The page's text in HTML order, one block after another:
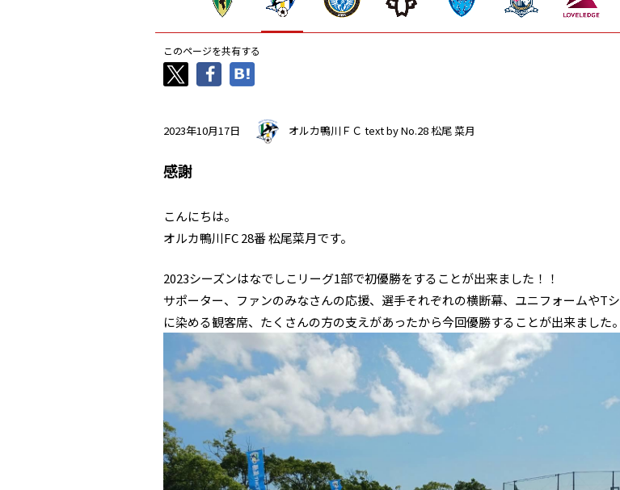
このページを共有する
2023年10月17日 オルカ鴨川ＦＣ text by No.28 松尾 菜月
感謝
こんにちは。
オルカ鴨川FC 28番 松尾菜月です。
2023シーズンはなでしこリーグ1部で初優勝をすることが出来ました！！
サポーター、ファンのみなさんの応援、選手それぞれの横断幕、ユニフォームやT
に染める観客席、たくさんの方の支えがあったから今回優勝することが出来ました。